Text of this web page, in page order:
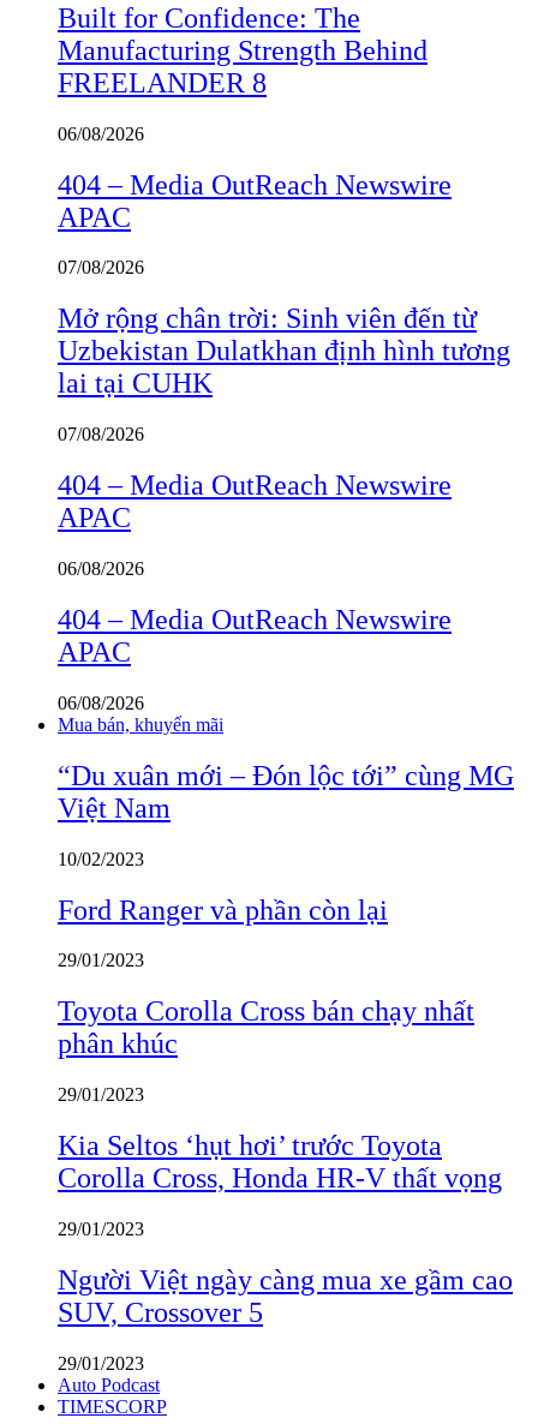
Built for Confidence: The
Manufacturing Strength Behind
FREELANDER 8
06/08/2026
404 – Media OutReach Newswire
APAC
07/08/2026
Mở rộng chân trời: Sinh viên đến từ
Uzbekistan Dulatkhan định hình tương
lai tại CUHK
07/08/2026
404 – Media OutReach Newswire
APAC
06/08/2026
404 – Media OutReach Newswire
APAC
06/08/2026
Mua bán, khuyến mãi
“Du xuân mới – Đón lộc tới” cùng MG
Việt Nam
10/02/2023
Ford Ranger và phần còn lại
29/01/2023
Toyota Corolla Cross bán chạy nhất
phân khúc
29/01/2023
Kia Seltos ‘hụt hơi’ trước Toyota
Corolla Cross, Honda HR-V thất vọng
29/01/2023
Người Việt ngày càng mua xe gầm cao
SUV, Crossover 5
29/01/2023
Auto Podcast
TIMESCORP